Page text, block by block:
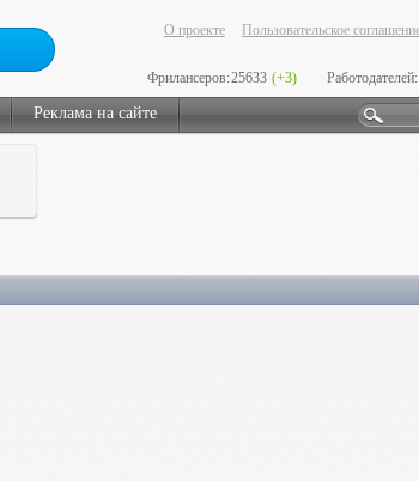
О проекте Пользовательское
Фрилансеров:25633 (+3) Работодателей:
Реклама на сайте